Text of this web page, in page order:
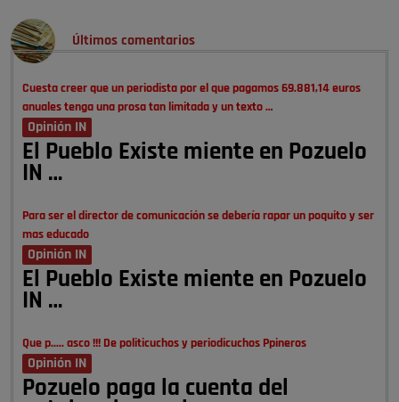
Últimos comentarios
Cuesta creer que un periodista por el que pagamos 69.881,14 euros
anuales tenga una prosa tan limitada y un texto …
Opinión IN
El Pueblo Existe miente en Pozuelo
IN …
Para ser el director de comunicación se debería rapar un poquito y ser
mas educado
Opinión IN
El Pueblo Existe miente en Pozuelo
IN …
Que p..... asco !!! De politicuchos y periodicuchos Ppineros
Opinión IN
Pozuelo paga la cuenta del